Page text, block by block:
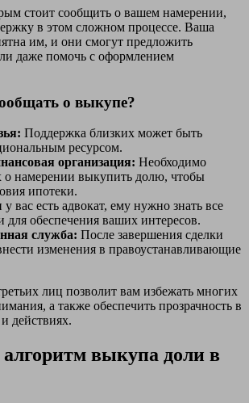
стоит сообщить о вашем намерении,
в этом сложном процессе. Ваша
им, и они смогут предложить
даже помочь с оформлением
о выкупе?
Поддержка близких может быть
ресурсом.
организация: Необходимо
о намерении выкупить долю, чтобы
ипотеки.
у вас есть адвокат, ему нужно знать все
для обеспечения ваших интересов.
служба: После завершения сделки
изменения в правоустанавливающие
лиц позволит вам избежать многих
а также обеспечить прозрачность в
действиях.
выкупа доли в